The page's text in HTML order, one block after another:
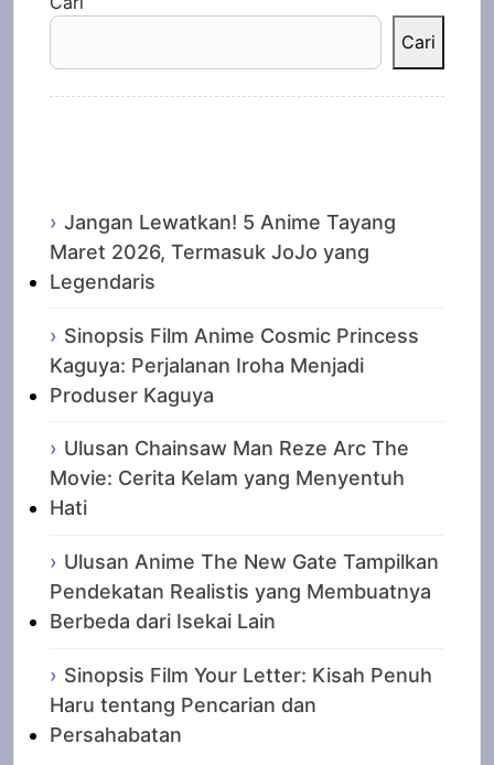
Cari
Jangan Lewatkan! 5 Anime Tayang
Maret 2026, Termasuk JoJo yang
Legendaris
Sinopsis Film Anime Cosmic Princess
Kaguya: Perjalanan Iroha Menjadi
Produser Kaguya
Ulusan Chainsaw Man Reze Arc The
Movie: Cerita Kelam yang Menyentuh
Hati
Ulusan Anime The New Gate Tampilkan
Pendekatan Realistis yang Membuatnya
Berbeda dari Isekai Lain
Sinopsis Film Your Letter: Kisah Penuh
Haru tentang Pencarian dan
Persahabatan